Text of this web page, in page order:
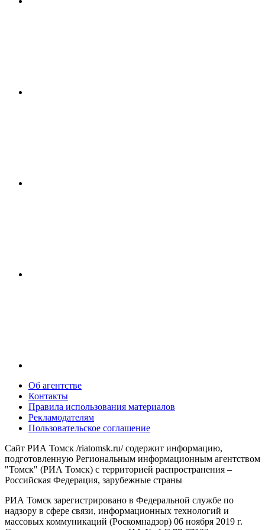
Об агентстве
Контакты
Правила использования материалов
Рекламодателям
Пользовательское соглашение
Сайт РИА Томск /riatomsk.ru/ содержит информацию,
подготовленную Региональным информационным агентством
"Томск" (РИА Томск) с территорией распространения –
Российская Федерация, зарубежные страны
РИА Томск зарегистрировано в Федеральной службе по
надзору в сфере связи, информационных технологий и
массовых коммуникаций (Роскомнадзор) 06 ноября 2019 г.